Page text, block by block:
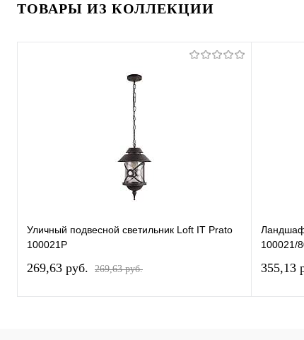
ТОВАРЫ ИЗ КОЛЛЕКЦИИ
Уличный подвесной светильник Loft IT Prato
100021P
269,63 pуб. 269,63 pуб.
100021/
355,13